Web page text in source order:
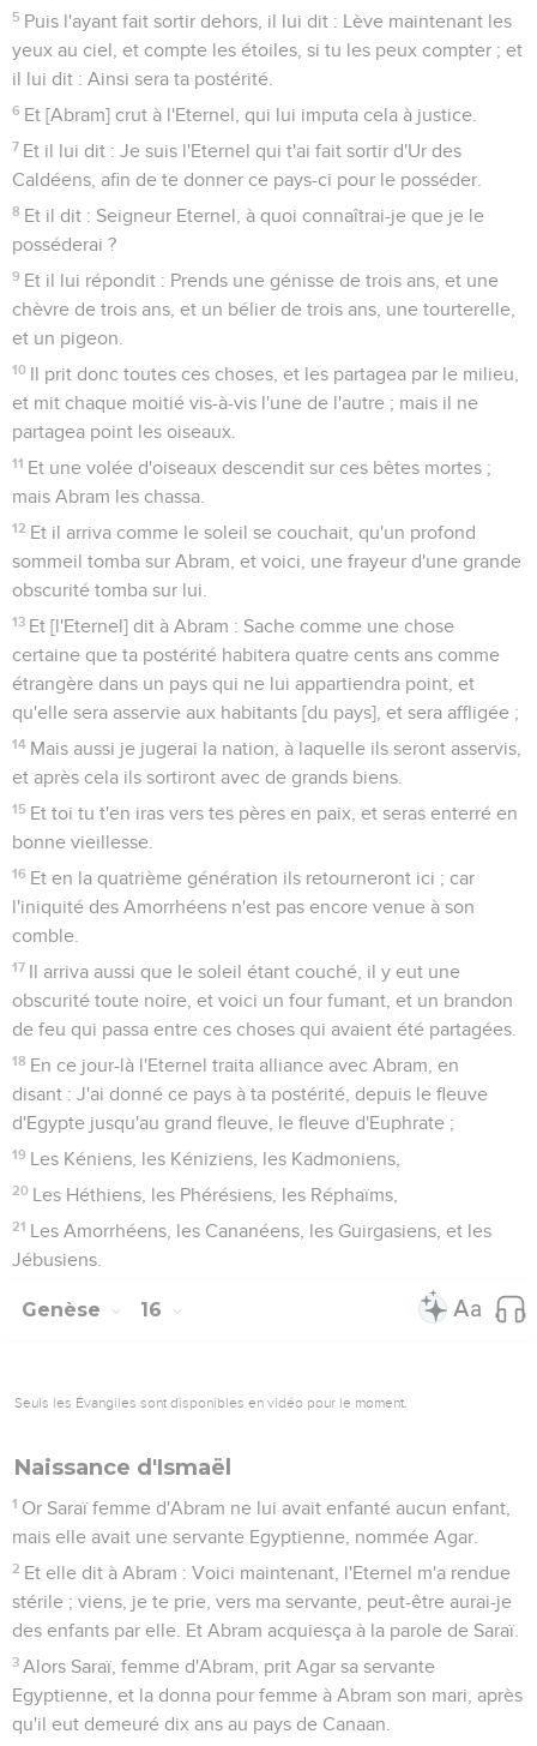
5 Puis l'ayant fait sortir dehors, il lui dit : Lève maintenant les
yeux au ciel, et compte les étoiles, si tu les peux compter ; et
il lui dit : Ainsi sera ta postérité.
6 Et [Abram] crut à l'Eternel, qui lui imputa cela à justice.
7 Et il lui dit : Je suis l'Eternel qui t'ai fait sortir d'Ur des
Caldéens, afin de te donner ce pays-ci pour le posséder.
8 Et il dit : Seigneur Eternel, à quoi connaîtrai-je que je le
posséderai ?
9 Et il lui répondit : Prends une génisse de trois ans, et une
chèvre de trois ans, et un bélier de trois ans, une tourterelle,
et un pigeon.
10 Il prit donc toutes ces choses, et les partagea par le milieu,
et mit chaque moitié vis-à-vis l'une de l'autre ; mais il ne
partagea point les oiseaux.
11 Et une volée d'oiseaux descendit sur ces bêtes mortes ;
mais Abram les chassa.
12 Et il arriva comme le soleil se couchait, qu'un profond
sommeil tomba sur Abram, et voici, une frayeur d'une grande
obscurité tomba sur lui.
13 Et [l'Eternel] dit à Abram : Sache comme une chose
certaine que ta postérité habitera quatre cents ans comme
étrangère dans un pays qui ne lui appartiendra point, et
qu'elle sera asservie aux habitants [du pays], et sera affligée ;
14 Mais aussi je jugerai la nation, à laquelle ils seront asservis,
et après cela ils sortiront avec de grands biens.
15 Et toi tu t'en iras vers tes pères en paix, et seras enterré en
bonne vieillesse.
16 Et en la quatrième génération ils retourneront ici ; car
l'iniquité des Amorrhéens n'est pas encore venue à son
comble.
17 Il arriva aussi que le soleil étant couché, il y eut une
obscurité toute noire, et voici un four fumant, et un brandon
de feu qui passa entre ces choses qui avaient été partagées.
18 En ce jour-là l'Eternel traita alliance avec Abram, en
disant : J'ai donné ce pays à ta postérité, depuis le fleuve
d'Egypte jusqu'au grand fleuve, le fleuve d'Euphrate ;
19 Les Kéniens, les Kéniziens, les Kadmoniens,
20 Les Héthiens, les Phérésiens, les Réphaïms,
21 Les Amorrhéens, les Cananéens, les Guirgasiens, et les
Jébusiens.
Genèse 16
Seuls les Évangiles sont disponibles en vidéo pour le moment.
Naissance d'Ismaël
1 Or Saraï femme d'Abram ne lui avait enfanté aucun enfant,
mais elle avait une servante Egyptienne, nommée Agar.
2 Et elle dit à Abram : Voici maintenant, l'Eternel m'a rendue
stérile ; viens, je te prie, vers ma servante, peut-être aurai-je
des enfants par elle. Et Abram acquiesça à la parole de Saraï.
3 Alors Saraï, femme d'Abram, prit Agar sa servante
Egyptienne, et la donna pour femme à Abram son mari, après
qu'il eut demeuré dix ans au pays de Canaan.